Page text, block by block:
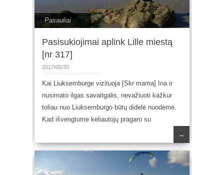
Pasauliai
Pasisukiojimai aplink Lille miestą
[nr 317]
2017/05/30
Κai Liuksemburge vizituoja [Skr mama] Ina ir
nusimato ilgas savaitgalis, nevažiuoti kažkur
toliau nuo Liuksemburgo būtų didelė nuodėmė.
Kad išvengtume keliautojų pragaro su
→